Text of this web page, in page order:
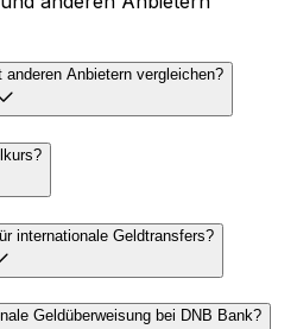
Anbietern vergleichen?
internationale Geldtransfers?
Geldüberweisung bei DNB Bank?